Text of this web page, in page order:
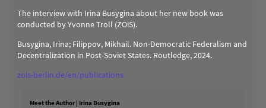
The interview with Irina Busygina about her new book was
conducted by Yvonne Troll (ZOiS).
Busygina, Irina; Filippov, Mikhail. Non-Democratic Federalism and
Decentralization in Post-Soviet States. Routledge, 2024.
zois-berlin.de/en/publications
Meet the Author | Irina Busygina